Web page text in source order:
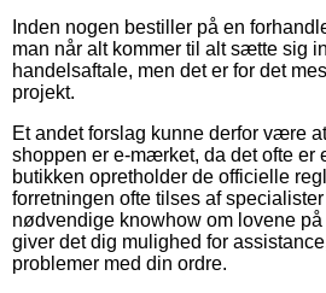
Inden nogen bestiller på en
man når alt kommer til alt sætte sig
handelsaftale, men det er for det
projekt.
Et andet forslag kunne derfor være
shoppen er e-mærket, da det ofte er
butikken opretholder de officielle
forretningen ofte tilses af
nødvendige knowhow om lovene
giver det dig mulighed for
problemer med din ordre.